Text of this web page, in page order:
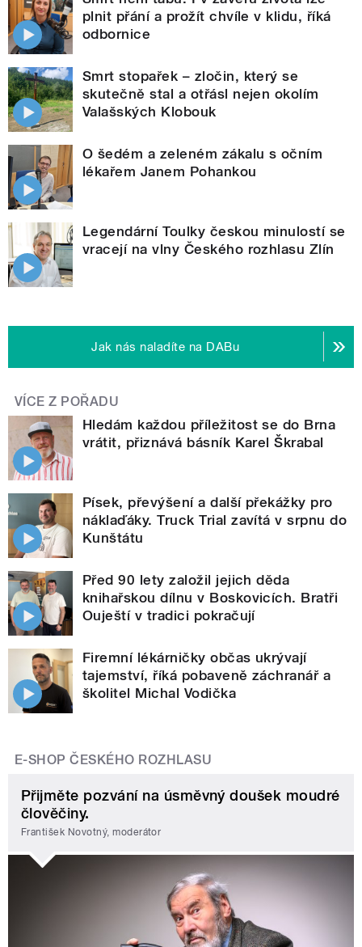
plnit přání a prožít chvíle v klidu, říká
odbornice
Smrt stopařek – zločin, který se
skutečně stal a otřásl nejen okolím
Valašských Klobouk
O šedém a zeleném zákalu s očním
lékařem Janem Pohankou
Legendární Toulky českou minulostí se
vracejí na vlny Českého rozhlasu Zlín
Jak nás naladíte na DABu
VÍCE Z POŘADU
Hledám každou příležitost se do Brna
vrátit, přiznává básník Karel Škrabal
Písek, převýšení a další překážky pro
náklaďáky. Truck Trial zavítá v srpnu do
Kunštátu
Před 90 lety založil jejich děda
knihařskou dílnu v Boskovicích. Bratři
Ouještí v tradici pokračují
Firemní lékárničky občas ukrývají
tajemství, říká pobaveně záchranář a
školitel Michal Vodička
E-SHOP ČESKÉHO ROZHLASU
Přijměte pozvání na úsměvný doušek moudré
člověčiny.
František Novotný, moderátor